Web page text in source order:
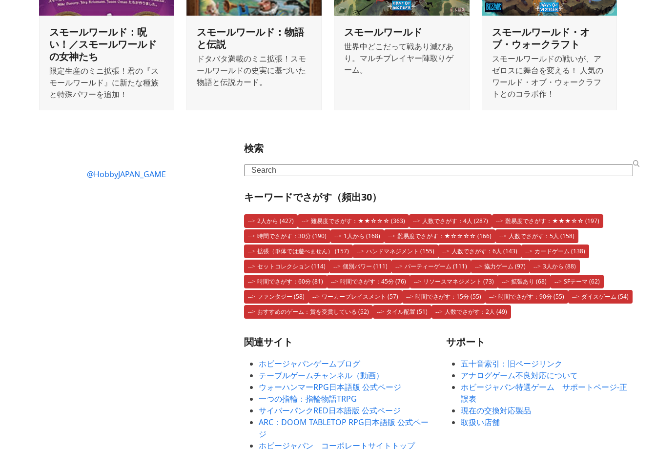
スモールワールド：呪
い！／スモールワールド
の女神たち
限定生産のミニ拡張！君の『ス
モールワールド』に新たな種族
と特殊パワーを追加！
スモールワールド：物語
と伝説
ドタバタ満載のミニ拡張！スモ
ールワールドの史実に基づいた
物語と伝説カード。
スモールワールド
世界中どこだって戦あり滅びあ
り。マルチプレイヤー陣取りゲ
ーム。
スモールワールド・オ
ブ・ウォークラフト
スモールワールドの戦いが、ア
ゼロスに舞台を変える！ 人気の
ワールド・オブ・ウォークラフ
トとのコラボ作！
@HobbyJAPAN_GAME
検索
Search
キーワードでさがす（頻出30）
2人から (427) 難易度でさがす：★★☆☆☆ (363) 人数でさがす：4人 (287) 難易度でさがす：★★★☆☆ (197)
時間でさがす：30分(190) 1人から (168) 難易度でさがす：★☆☆☆☆ (166) 人数でさがす：5人 (158)
拡張（単体では遊べません） (157) ハンドマネジメント (155) 人数でさがす：6人 (143) カードゲーム (138)
セットコレクション (114) 個別パワー (111) パーティーゲーム (111) 協力ゲーム (97) 3人から (88)
時間でさがす：60分(81) 時間でさがす：45分(76) リソースマネジメント (73) 拡張あり (68) SFテーマ (62)
ファンタジー (58) ワーカープレイスメント (57) 時間でさがす：15分(55) 時間でさがす：90分(55) ダイスゲーム (54)
おすすめのゲーム：賞を受賞している (52) タイル配置(51) 人数でさがす：2人 (49)
関連サイト
ホビージャパンゲームブログ
テーブルゲームチャンネル（動画）
ウォーハンマーRPG日本語版 公式ページ
一つの指輪：指輪物語TRPG
サイバーパンクRED日本語版 公式ページ
ARC：DOOM TABLETOP RPG日本語版 公式ペー
ジ
ホビージャパン コーポレートサイトトップ
サポート
五十音索引：旧ページリンク
アナログゲーム不良対応について
ホビージャパン特選ゲーム サポートページ-正
誤表
現在の交換対応製品
取扱い店舗